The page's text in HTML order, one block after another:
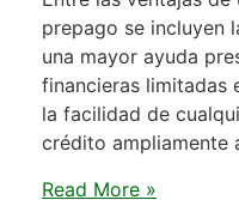
prepago se incluyen
una mayor ayuda
financieras limitadas
la facilidad de
crédito ampliamente
Read More »